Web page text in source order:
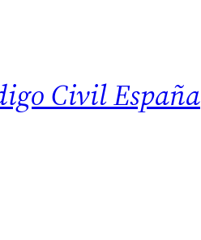
Civil España